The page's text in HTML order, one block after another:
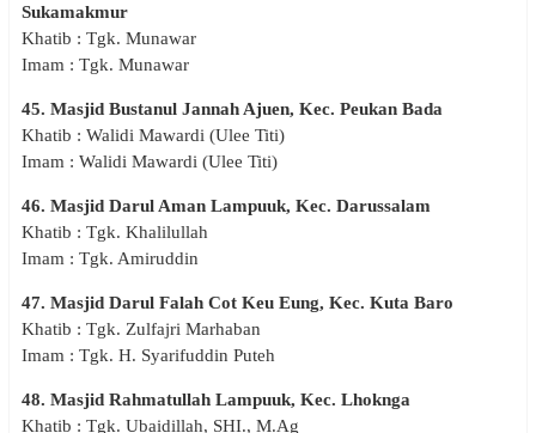
Sukamakmur
Khatib : Tgk. Munawar
Imam : Tgk. Munawar
45. Masjid Bustanul Jannah Ajuen, Kec. Peukan Bada
Khatib : Walidi Mawardi (Ulee Titi)
Imam : Walidi Mawardi (Ulee Titi)
46. Masjid Darul Aman Lampuuk, Kec. Darussalam
Khatib : Tgk. Khalilullah
Imam : Tgk. Amiruddin
47. Masjid Darul Falah Cot Keu Eung, Kec. Kuta Baro
Khatib : Tgk. Zulfajri Marhaban
Imam : Tgk. H. Syarifuddin Puteh
48. Masjid Rahmatullah Lampuuk, Kec. Lhoknga
Khatib : Tgk. Ubaidillah, SHI., M.Ag